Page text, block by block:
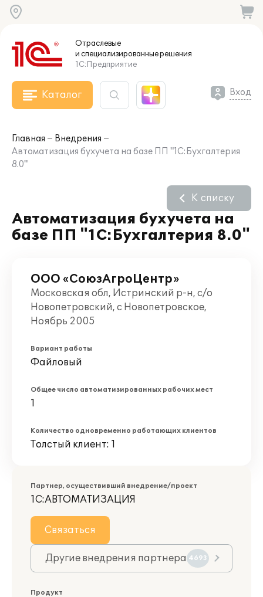
Отраслевые
и специализированныерешения
1С:Предприятие
Каталог Вход
Главная
Внедрения
Автоматизация бухучета на базе ПП "1С:Бухгалтерия
8.0"
Автоматизация бухучета на
базе ПП "1С:Бухгалтерия 8.0"
К списку
ООО «СоюзАгроЦентр»
Московская обл, Истринский р-н, с/о
Новопетровский, с Новопетровское,
Ноябрь 2005
Вариант работы
Файловый
Общее число автоматизированных рабочих мест
1
Количество одновременно работающих клиентов
Толстый клиент: 1
Партнер, осуществивший внедрение/проект
1С:АВТОМАТИЗАЦИЯ
Связаться
Другие внедрения партнера 4693
Продукт